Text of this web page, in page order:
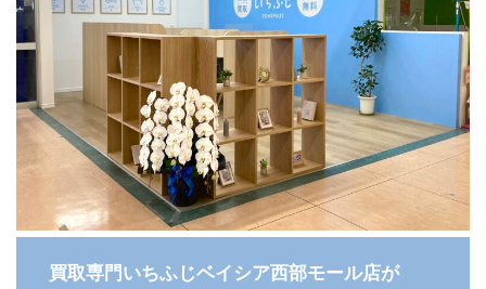
買取専門いちふじベイシア西部モール店が